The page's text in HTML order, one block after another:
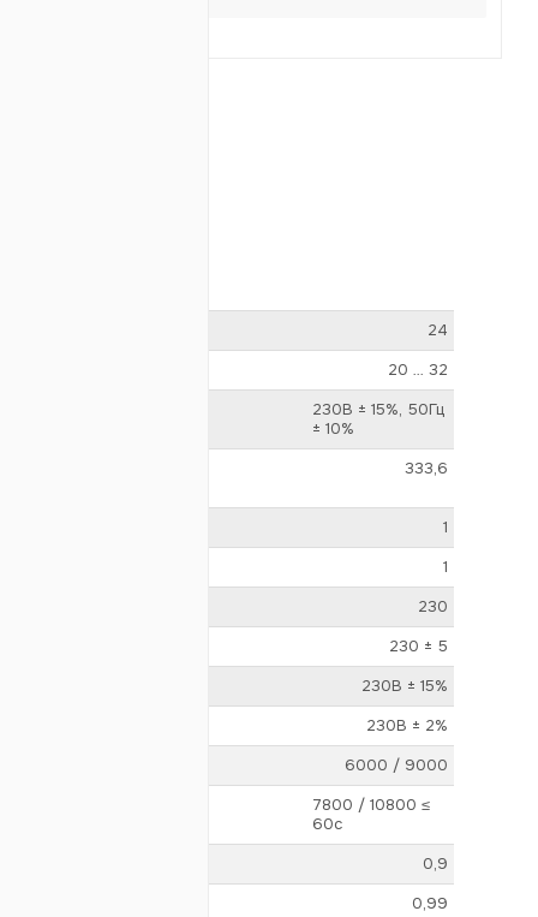
24
20 … 32
230В ± 15%, 50Гц
± 10%
333,6
1
1
230
230 ± 5
230В ± 15%
230В ± 2%
6000 / 9000
7800 / 10800 ≤
60с
0,9
0,99